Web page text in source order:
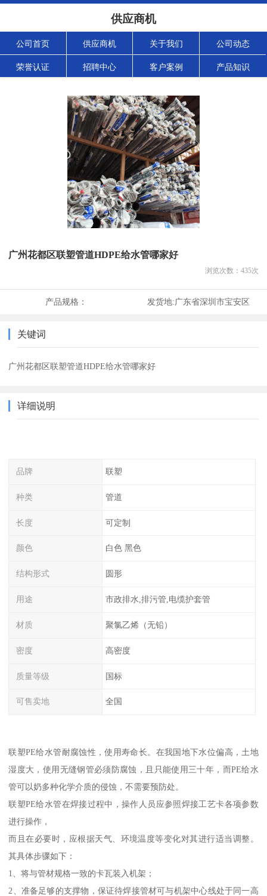
供应商机
公司首页 供应商机 关于我们 公司动态
荣誉认证 招聘中心 客户案例 产品知识
广州花都区联塑管道HDPE给水管哪家好
浏览次数： 435次
产品规格： 发货地:广东省深圳市宝安区
关键词
广州花都区联塑管道HDPE给水管哪家好
详细说明
品牌 联塑
种类 管道
长度 可定制
颜色 白色 黑色
结构形式 圆形
用途 市政排水,排污管,电缆护套管
材质 聚氯乙烯（无铅）
密度 高密度
质量等级 国标
可售卖地 全国
联塑PE给水管耐腐蚀性，使用寿命长。在我国地下水位偏高，土地
湿度大，使用无缝钢管必须防腐蚀，且只能使用三十年，而PE给水
管可以奶多种化学介质的侵蚀，不需要预防处。
联塑PE给水管在焊接过程中，操作人员应参照焊接工艺卡各项参数
进行操作，
而且在必要时，应根据天气、环境温度等变化对其进行适当调整。
其具体步骤如下：
1、将与管材规格一致的卡瓦装入机架；
2、准备足够的支撑物，保证待焊接管材可与机架中心线处于同一高